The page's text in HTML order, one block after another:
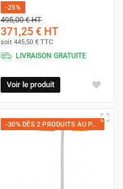
-25%
495,00 €HT
371,25 € HT
soit 445,50 € TTC
LIVRAISON GRATUITE
Voir le produit
-30% DÈS 2 PRODUITS AU PANIER